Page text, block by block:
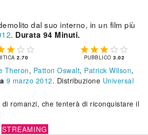
dal suo interno, in un film più
. Durata 94 Minuti.
  
2.70
    
PUBBLICO3.02
Theron, Patton Oswalt, Patrick Wilson,
9 marzo 2012. Distribuzione Universal
romanzi, che tenterà di riconquistare il
STREAMING